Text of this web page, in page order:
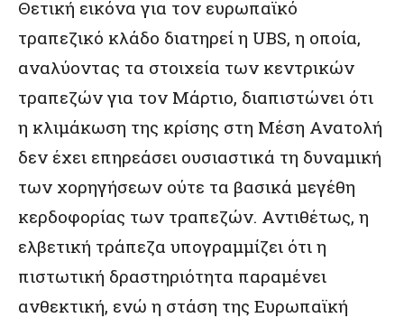
Θετική εικόνα για τον ευρωπαϊκό
τραπεζικό κλάδο διατηρεί η UBS, η οποία,
αναλύοντας τα στοιχεία των κεντρικών
τραπεζών για τον Μάρτιο, διαπιστώνει ότι
η κλιμάκωση της κρίσης στη Μέση Ανατολή
δεν έχει επηρεάσει ουσιαστικά τη δυναμική
των χορηγήσεων ούτε τα βασικά μεγέθη
κερδοφορίας των τραπεζών. Αντιθέτως, η
ελβετική τράπεζα υπογραμμίζει ότι η
πιστωτική δραστηριότητα παραμένει
ανθεκτική, ενώ η στάση της Ευρωπαϊκή